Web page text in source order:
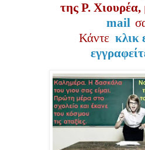
της Ρ. Χιουρέα,
mail
Κάντε κλικ